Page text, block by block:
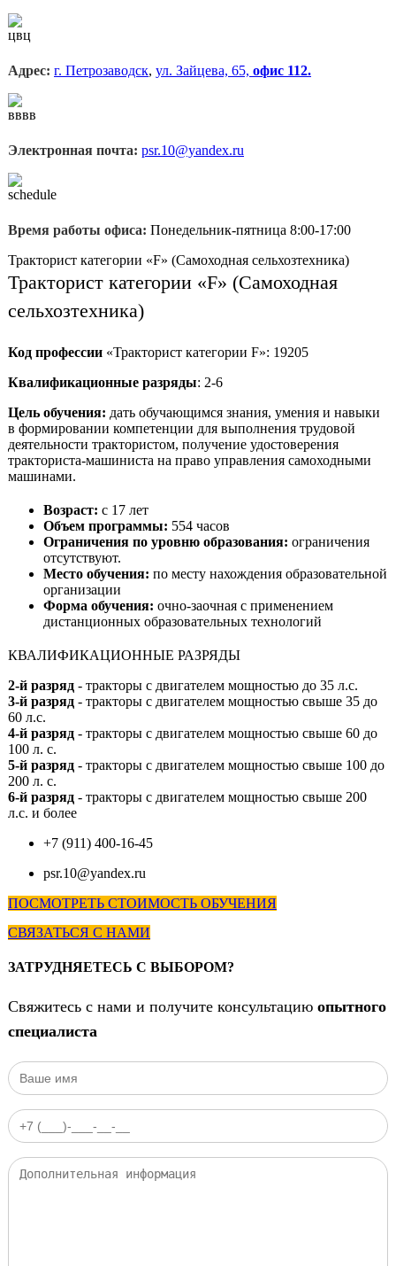
Адрес: г. Петрозаводск, ул. Зайцева, 65, офис 112.
Электронная почта: psr.10@yandex.ru
Время работы офиса: Понедельник-пятница 8:00-17:00
Тракторист категории «F» (Самоходная сельхозтехника)
Тракторист категории «F» (Самоходная
сельхозтехника)
Код профессии «Тракторист категории F»: 19205
Квалификационные разряды: 2-6
Цель обучения: дать обучающимся знания, умения и навыки
в формировании компетенции для выполнения трудовой
деятельности трактористом, получение удостоверения
тракториста-машиниста на право управления самоходными
машинами.
Возраст: с 17 лет
Объем программы: 554 часов
Ограничения по уровню образования: ограничения
отсутствуют.
Место обучения: по месту нахождения образовательной
организации
Форма обучения: очно-заочная с применением
дистанционных образовательных технологий
КВАЛИФИКАЦИОННЫЕ РАЗРЯДЫ
2-й разряд - тракторы с двигателем мощностью до 35 л.с.
3-й разряд - тракторы с двигателем мощностью свыше 35 до
60 л.с.
4-й разряд - тракторы с двигателем мощностью свыше 60 до
100 л. с.
5-й разряд - тракторы с двигателем мощностью свыше 100 до
200 л. с.
6-й разряд - тракторы с двигателем мощностью свыше 200
л.с. и более
+7 (911) 400-16-45
psr.10@yandex.ru
ПОСМОТРЕТЬ СТОИМОСТЬ ОБУЧЕНИЯ
СВЯЗАТЬСЯ С НАМИ
ЗАТРУДНЯЕТЕСЬ С ВЫБОРОМ?
Свяжитесь с нами и получите консультацию опытного
специалиста